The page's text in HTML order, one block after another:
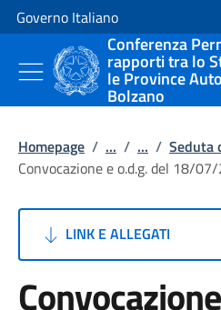
Vai al contenuto
Vai alla navigazione del sito
Governo Italiano
Conferenza
rapporti tra lo
le Province
Bolzano
Homepage / ... / ... / Seduta
Convocazione e o.d.g. del 18/
LINK E ALLEGATI